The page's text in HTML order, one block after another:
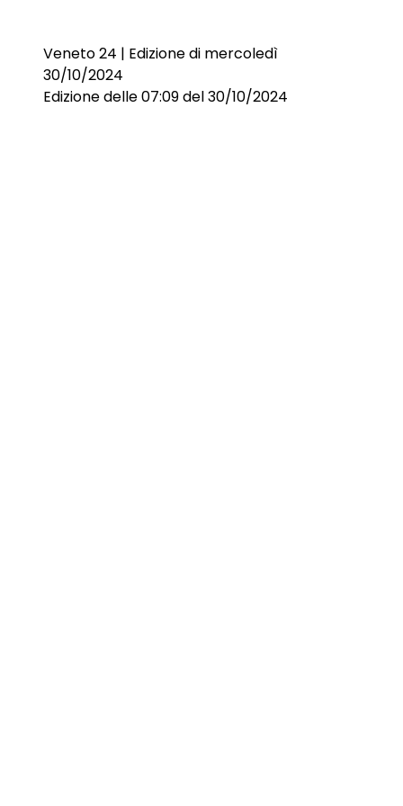
Veneto 24 | Edizione di mercoledì
30/10/2024
Edizione delle 07:09 del 30/10/2024